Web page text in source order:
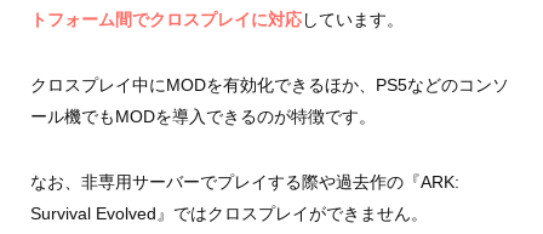
トフォーム間でクロスプレイに対応しています。
クロスプレイ中にMODを有効化できるほか、PS5などのコンソ
ール機でもMODを導入できるのが特徴です。
なお、非専用サーバーでプレイする際や過去作の『ARK:
Survival Evolved』ではクロスプレイができません。